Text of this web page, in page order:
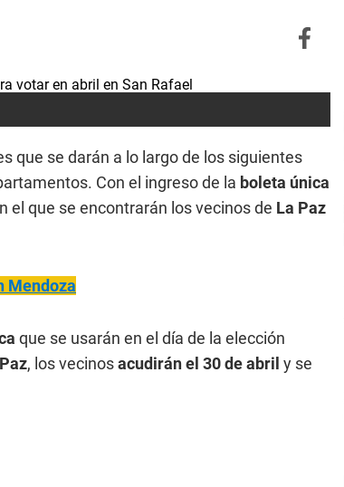
que se darán a lo largo de los siguientes
Con el ingreso de la boleta única
el que se encontrarán los vecinos de La Paz
Mendoza
que se usarán en el día de la elección
, los vecinosacudirán el 30 de abril y se